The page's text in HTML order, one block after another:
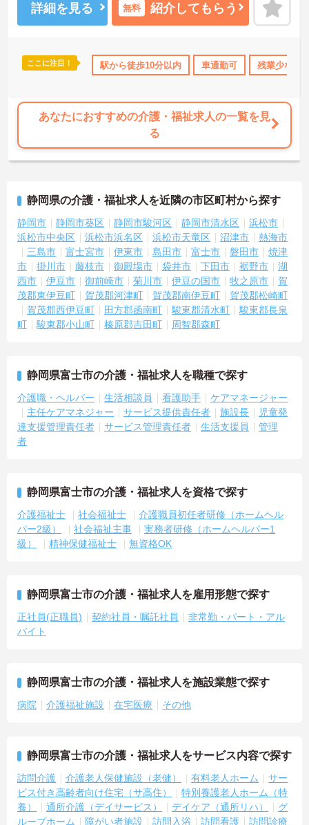
社会保険完備 交通費支給 退職金制度あり
担当するため、初任者研修や実務者研修の方も食事介助や入浴介助
などの生活を支えるケアに専念できる環境です。多職種で情報を共
なるほか、月平均の残業時間も5時間から7時間程度とかなり少なめ
です。常勤スタッフの比率が90パーセントを超えているため急な勤
に合わせた個別のOJT研修が実施されます。eラーニングも導入され
ており、多職種と連携しながら専門性を着実に深めていける環境が
★おすすめPOINT★
実施し、ｅラーニングを用いた学習の機会も提供されます
・施設内には看護師が24時間常駐しており、急変時の対応や専門的
な医療処置は看護師が担当するため負担が減ります
・介護スタッフと看護スタッフの比率が1対1で相談しやすく、初任
者研修や実務者研修からでも着実に専門性を高められます
＜残業月7時間以下で身体の負担を軽減！＞
・常勤で働くスタッフの比率が90パーセント以上と高く、急なシフ
ト変更や無理な長時間勤務が発生しにくい人員体制です
・訪問スケジュールに沿って施設内でのケアを行うため、月平均の
残業時間は5時間から7時間程度とかなり少なめに抑えられます
・介護福祉士や初任者研修などの資格や実務経験、夜勤回数がしっ
・年次を問わずリーダーや主任などのマネジメント職へ昇格する事
例も多数あり、腰を据えて長期的なキャリア形成が可能です
詳細を見る 無料 紹介してもらう
ここに注目！ 駅から徒歩10分以内 車通勤可 残業少なめ
あなたにおすすめの介護・福祉求人の一覧を見
る
静岡県の介護・福祉求人を近隣の市区町村から探す
静岡市 静岡市葵区 静岡市駿河区 静岡市清水区
浜松市
浜松市中央区
浜松市浜名区 浜松市天竜区 沼津市
熱海市
三島市
富士宮市 伊東市 島田市 富士市 磐田市
焼津
市
掛川市 藤枝市 御殿場市 袋井市 下田市 裾野市
湖
西市
伊豆市 御前崎市 菊川市 伊豆の国市 牧之原市
賀
茂郡東伊豆町
賀茂郡河津町 賀茂郡南伊豆町
賀茂郡松崎町
賀茂郡西伊豆町
田方郡函南町 駿東郡清水町
駿東郡長泉
町
駿東郡小山町 榛原郡吉田町 周智郡森町
静岡県富士市の介護・福祉求人を職種で探す
介護職・ヘルパー 生活相談員 看護助手
ケアマネージャー
主任ケアマネジャー
サービス提供責任者 施設長
児童発
達支援管理責任者
サービス管理責任者 生活支援員
管理
者
静岡県富士市の介護・福祉求人を資格で探す
介護福祉士 社会福祉士
介護職員初任者研修（ホームヘル
パー2級）
社会福祉主事
実務者研修（ホームヘルパー1
級）
精神保健福祉士 無資格OK
静岡県富士市の介護・福祉求人を雇用形態で探す
正社員(正職員) 契約社員・嘱託社員
非常勤・パート・アル
バイト
静岡県富士市の介護・福祉求人を施設業態で探す
病院 介護福祉施設 在宅医療 その他
静岡県富士市の介護・福祉求人をサービス内容で探す
訪問介護 介護老人保健施設（老健） 有料老人ホーム
サー
ビス付き高齢者向け住宅（サ高住）
特別養護老人ホーム（特
養）
通所介護（デイサービス） デイケア（通所リハ）
グ
ループホーム
障がい者施設 訪問入浴 訪問看護
訪問診療